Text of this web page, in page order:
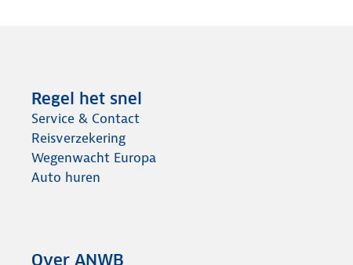
Regel het snel
Service & Contact
Reisverzekering
Wegenwacht Europa
Auto huren
Over ANWB